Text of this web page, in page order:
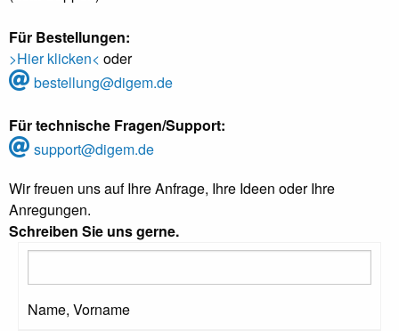
Für Bestellungen:
>Hier klicken< oder
bestellung@digem.de
Für technische Fragen/Support:
support@digem.de
Wir freuen uns auf Ihre Anfrage, Ihre Ideen oder Ihre
Anregungen.
Schreiben Sie uns gerne.
Name, Vorname